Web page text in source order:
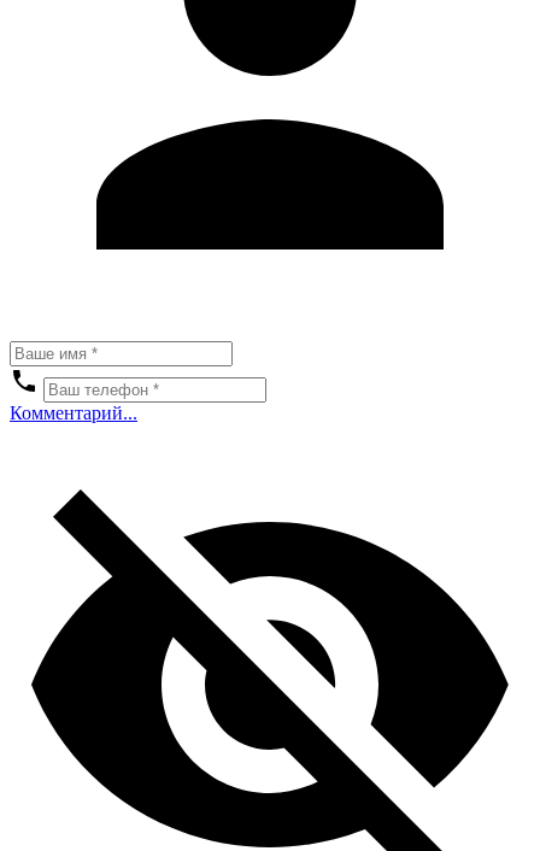
Комментарий...